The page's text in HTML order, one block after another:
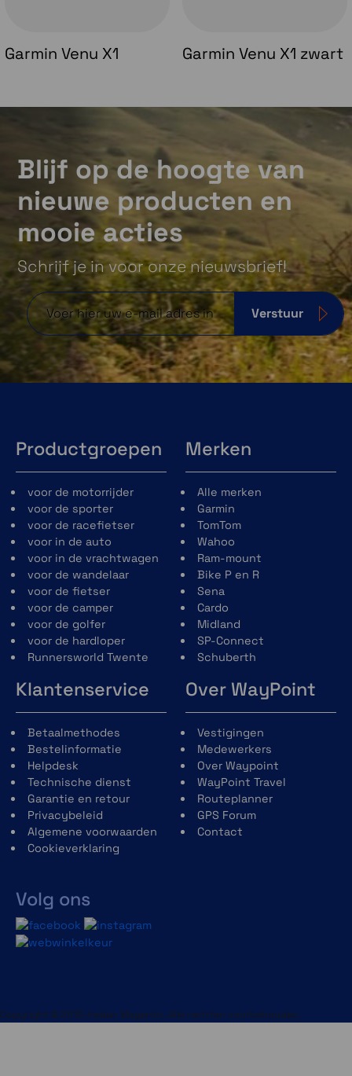
Garmin Venu X1 Garmin Venu X1 zwart
Blijf op de hoogte van
nieuwe producten en
mooie acties
Schrijf je in voor onze nieuwsbrief!
Verstuur
Productgroepen
voor de motorrijder
voor de sporter
voor de racefietser
voor in de auto
voor in de vrachtwagen
voor de wandelaar
voor de fietser
voor de camper
voor de golfer
voor de hardloper
Runnersworld Twente
Merken
Alle merken
Garmin
TomTom
Wahoo
Ram-mount
Bike P en R
Sena
Cardo
Midland
SP-Connect
Schuberth
Klantenservice
Betaalmethodes
Bestelinformatie
Helpdesk
Technische dienst
Garantie en retour
Privacybeleid
Algemene voorwaarden
Cookieverklaring
Volg ons
Over WayPoint
Vestigingen
Medewerkers
Over Waypoint
WayPoint Travel
Routeplanner
GPS Forum
Contact
Copyright © 2013-heden Magento. Alle rechten voorbehouden.